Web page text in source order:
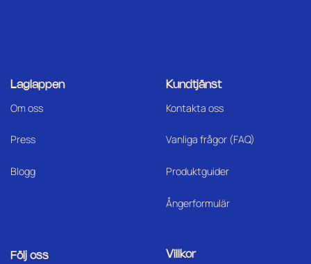
Laglappen
Om oss
Press
Blogg
Kundtjänst
Kontakta oss
Vanliga frågor (FAQ)
Produktguider
Ångerformulär
Följ oss Villkor